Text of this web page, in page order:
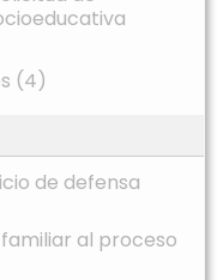
(4)
de defensa
al proceso